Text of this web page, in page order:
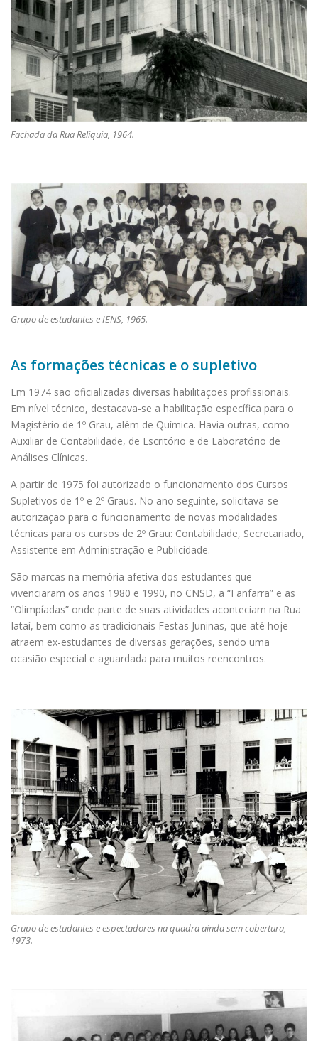
Fachada da Rua Relíquia, 1964.
Grupo de estudantes e IENS, 1965.
As formações técnicas e o supletivo
Em 1974 são oficializadas diversas habilitações profissionais.
Em nível técnico, destacava-se a habilitação específica para o
Magistério de 1º Grau, além de Química. Havia outras, como
Auxiliar de Contabilidade, de Escritório e de Laboratório de
Análises Clínicas.
A partir de 1975 foi autorizado o funcionamento dos Cursos
Supletivos de 1º e 2º Graus. No ano seguinte, solicitava-se
autorização para o funcionamento de novas modalidades
técnicas para os cursos de 2º Grau: Contabilidade, Secretariado,
Assistente em Administração e Publicidade.
São marcas na memória afetiva dos estudantes que
vivenciaram os anos 1980 e 1990, no CNSD, a “Fanfarra” e as
“Olimpíadas” onde parte de suas atividades aconteciam na Rua
Iataí, bem como as tradicionais Festas Juninas, que até hoje
atraem ex-estudantes de diversas gerações, sendo uma
ocasião especial e aguardada para muitos reencontros.
Grupo de estudantes e espectadores na quadra ainda sem cobertura,
1973.